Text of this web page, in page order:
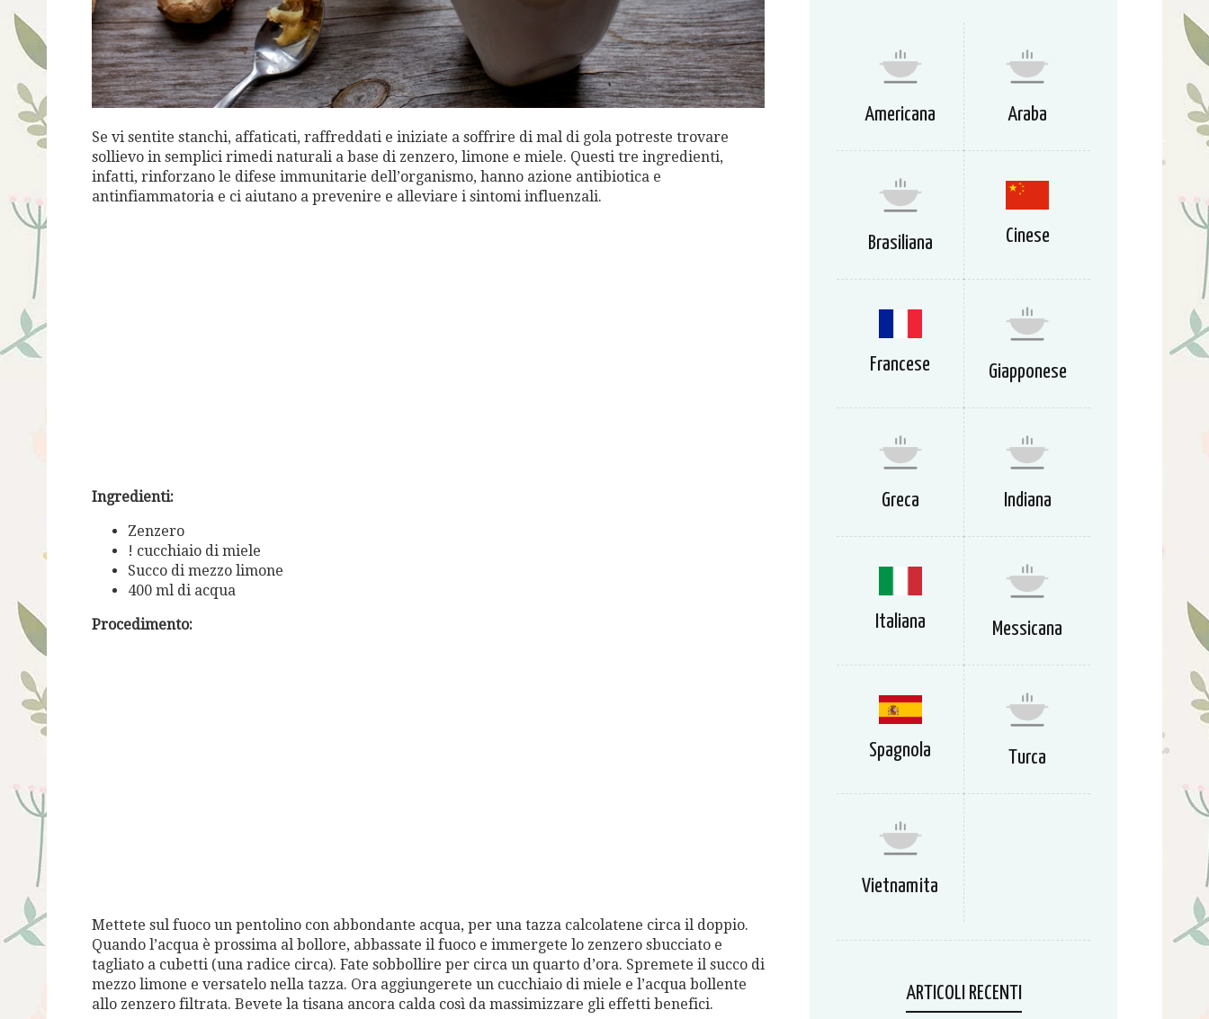
Se vi sentite stanchi, affaticati, raffreddati e iniziate a soffrire di mal di gola potreste trovare
sollievo in semplici rimedi naturali a base di zenzero, limone e miele. Questi tre ingredienti,
infatti, rinforzano le difese immunitarie dell’organismo, hanno azione antibiotica e
antinfiammatoria e ci aiutano a prevenire e alleviare i sintomi influenzali.
Ingredienti:
Zenzero
! cucchiaio di miele
Succo di mezzo limone
400 ml di acqua
Procedimento:
Mettete sul fuoco un pentolino con abbondante acqua, per una tazza calcolatene circa il doppio.
Quando l’acqua è prossima al bollore, abbassate il fuoco e immergete lo zenzero sbucciato e
tagliato a cubetti (una radice circa). Fate sobbollire per circa un quarto d’ora. Spremete il succo di
mezzo limone e versatelo nella tazza. Ora aggiungerete un cucchiaio di miele e l’acqua bollente
allo zenzero filtrata. Bevete la tisana ancora calda così da massimizzare gli effetti benefici.
Americana Araba
Brasiliana Cinese
Francese Giapponese
Greca Indiana
Italiana Messicana
Spagnola Turca
Vietnamita
ARTICOLI RECENTI